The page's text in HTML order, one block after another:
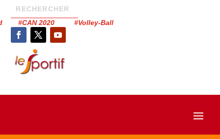
#CAN 2020 #Volley-Ball